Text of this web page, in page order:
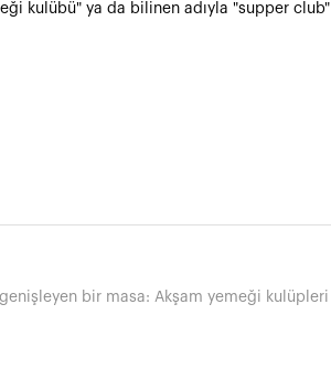
kulübü" ya da bilinen adıyla "supper club"